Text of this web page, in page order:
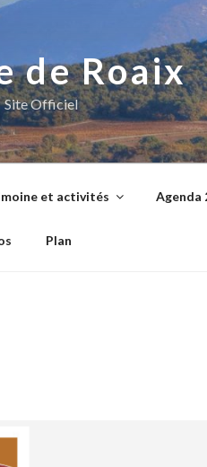
de Roaix
Site Officiel
et activités Agenda
Plan